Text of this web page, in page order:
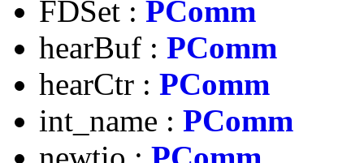
FDSet : PComm
hearBuf : PComm
hearCtr : PComm
int_name : PComm